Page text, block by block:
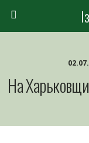
На